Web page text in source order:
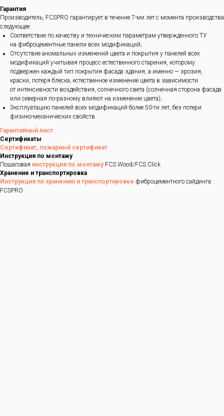
Гарантия
Производитель, FCSPRO гарантирует в течение 7-ми лет с момента производства
следующее:
Соответствие по качеству и техническим параметрам утвержденного ТУ
на фиброцементные панели всех модификаций;
Отсутствие аномальных изменений цвета и покрытия у панелей всех
модификаций учитывая процесс естественного старения, которому
подвержен каждый тип покрытия фасада здания, а именно — эрозия,
краски, потеря блеска, естественное изменение цвета в зависимости
от интенсивности воздействия, солнечного света (солнечная сторона фасада
или северная по-разному влияют на изменение цвета);
Эксплуатацию панелей всех модификаций более 50-ти лет, без потери
физико-механических свойств.
Гарантийный лист
Сертификаты
Сертификат, пожарный сертификат
Инструкция по монтажу
Пошаговая инструкция по монтажуFCS Wood/FCS Click
Хранение и транспортировка
Инструкция по хранению и транспортировке фиброцементного сайдинга
FCSPRO